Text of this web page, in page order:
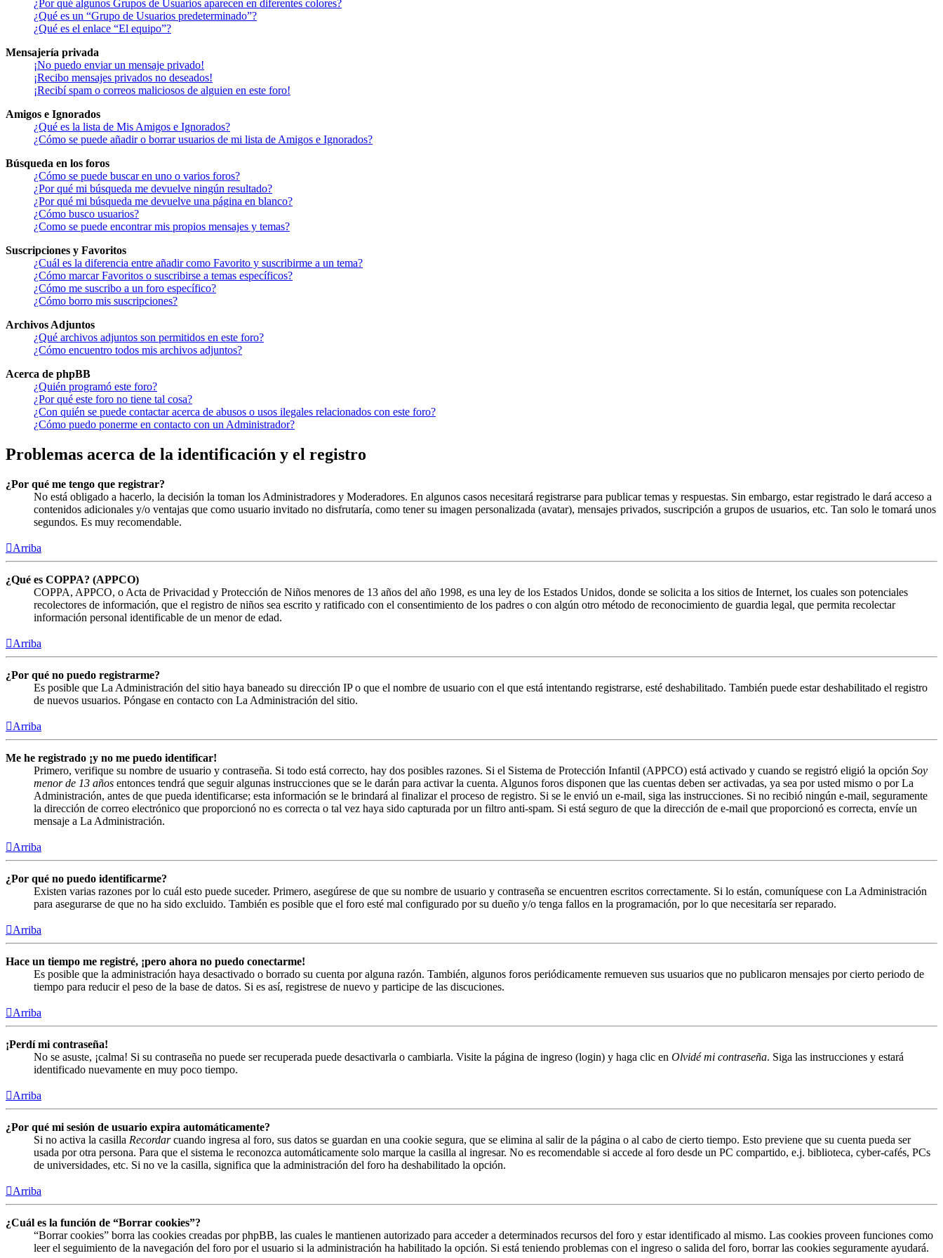
¿Por qué algunos Grupos de Usuarios aparecen en diferentes colores?
¿Qué es un “Grupo de Usuarios predeterminado”?
¿Qué es el enlace “El equipo”?
Mensajería privada
¡No puedo enviar un mensaje privado!
¡Recibo mensajes privados no deseados!
¡Recibí spam o correos maliciosos de alguien en este foro!
Amigos e Ignorados
¿Qué es la lista de Mis Amigos e Ignorados?
¿Cómo se puede añadir o borrar usuarios de mi lista de Amigos e Ignorados?
Búsqueda en los foros
¿Cómo se puede buscar en uno o varios foros?
¿Por qué mi búsqueda me devuelve ningún resultado?
¿Por qué mi búsqueda me devuelve una página en blanco?
¿Cómo busco usuarios?
¿Como se puede encontrar mis propios mensajes y temas?
Suscripciones y Favoritos
¿Cuál es la diferencia entre añadir como Favorito y suscribirme a un tema?
¿Cómo marcar Favoritos o suscribirse a temas específicos?
¿Cómo me suscribo a un foro específico?
¿Cómo borro mis suscripciones?
Archivos Adjuntos
¿Qué archivos adjuntos son permitidos en este foro?
¿Cómo encuentro todos mis archivos adjuntos?
Acerca de phpBB
¿Quién programó este foro?
¿Por qué este foro no tiene tal cosa?
¿Con quién se puede contactar acerca de abusos o usos ilegales relacionados con este foro?
¿Cómo puedo ponerme en contacto con un Administrador?
Problemas acerca de la identificación y el registro
¿Por qué me tengo que registrar?
No está obligado a hacerlo, la decisión la toman los Administradores y Moderadores. En algunos casos necesitará registrarse para publicar temas y respuestas. Sin embargo, estar registrado le dará acceso a
contenidos adicionales y/o ventajas que como usuario invitado no disfrutaría, como tener su imagen personalizada (avatar), mensajes privados, suscripción a grupos de usuarios, etc. Tan solo le tomará unos
segundos. Es muy recomendable.
Arriba
¿Qué es COPPA? (APPCO)
COPPA, APPCO, o Acta de Privacidad y Protección de Niños menores de 13 años del año 1998, es una ley de los Estados Unidos, donde se solicita a los sitios de Internet, los cuales son potenciales
recolectores de información, que el registro de niños sea escrito y ratificado con el consentimiento de los padres o con algún otro método de reconocimiento de guardia legal, que permita recolectar
información personal identificable de un menor de edad.
Arriba
¿Por qué no puedo registrarme?
Es posible que La Administración del sitio haya baneado su dirección IP o que el nombre de usuario con el que está intentando registrarse, esté deshabilitado. También puede estar deshabilitado el registro
de nuevos usuarios. Póngase en contacto con La Administración del sitio.
Arriba
Me he registrado ¡y no me puedo identificar!
Primero, verifique su nombre de usuario y contraseña. Si todo está correcto, hay dos posibles razones. Si el Sistema de Protección Infantil (APPCO) está activado y cuando se registró eligió la opción Soy
menor de 13 años entonces tendrá que seguir algunas instrucciones que se le darán para activar la cuenta. Algunos foros disponen que las cuentas deben ser activadas, ya sea por usted mismo o por La
Administración, antes de que pueda identificarse; esta información se le brindará al finalizar el proceso de registro. Si se le envió un e-mail, siga las instrucciones. Si no recibió ningún e-mail, seguramente
la dirección de correo electrónico que proporcionó no es correcta o tal vez haya sido capturada por un filtro anti-spam. Si está seguro de que la dirección de e-mail que proporcionó es correcta, envíe un
mensaje a La Administración.
Arriba
¿Por qué no puedo identificarme?
Existen varias razones por lo cuál esto puede suceder. Primero, asegúrese de que su nombre de usuario y contraseña se encuentren escritos correctamente. Si lo están, comuníquese con La Administración
para asegurarse de que no ha sido excluido. También es posible que el foro esté mal configurado por su dueño y/o tenga fallos en la programación, por lo que necesitaría ser reparado.
Arriba
Hace un tiempo me registré, ¡pero ahora no puedo conectarme!
Es posible que la administración haya desactivado o borrado su cuenta por alguna razón. También, algunos foros periódicamente remueven sus usuarios que no publicaron mensajes por cierto periodo de
tiempo para reducir el peso de la base de datos. Si es así, registrese de nuevo y participe de las discuciones.
Arriba
¡Perdí mi contraseña!
No se asuste, ¡calma! Si su contraseña no puede ser recuperada puede desactivarla o cambiarla. Visite la página de ingreso (login) y haga clic en Olvidé mi contraseña. Siga las instrucciones y estará
identificado nuevamente en muy poco tiempo.
Arriba
¿Por qué mi sesión de usuario expira automáticamente?
Si no activa la casilla Recordarcuando ingresa al foro, sus datos se guardan en una cookie segura, que se elimina al salir de la página o al cabo de cierto tiempo. Esto previene que su cuenta pueda ser
usada por otra persona. Para que el sistema le reconozca automáticamente solo marque la casilla al ingresar. No es recomendable si accede al foro desde un PC compartido, e.j. biblioteca, cyber-cafés, PCs
de universidades, etc. Si no ve la casilla, significa que la administración del foro ha deshabilitado la opción.
Arriba
¿Cuál es la función de “Borrar cookies”?
“Borrar cookies” borra las cookies creadas por phpBB, las cuales le mantienen autorizado para acceder a determinados recursos del foro y estar identificado al mismo. Las cookies proveen funciones como
leer el seguimiento de la navegación del foro por el usuario si la administración ha habilitado la opción. Si está teniendo problemas con el ingreso o salida del foro, borrar las cookies seguramente ayudará.